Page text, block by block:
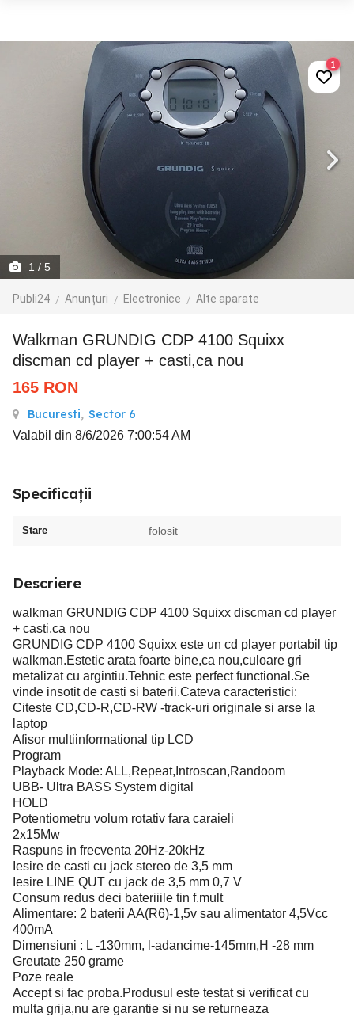
1 / 5
Publi24 Anunțuri Electronice Alte aparate
1
walkman GRUNDIG CDP 4100 Squixx
discman cd player + casti,ca nou
165 RON
Bucuresti, Sector 6
Valabil din 8/6/2026 7:00:54 AM
Specificații
Stare folosit
Descriere
walkman GRUNDIG CDP 4100 Squixx discman cd player
+ casti,ca nou
GRUNDIG CDP 4100 Squixx este un cd player portabil tip
walkman.Estetic arata foarte bine,ca nou,culoare gri
metalizat cu argintiu.Tehnic este perfect functional.Se
vinde insotit de casti si baterii.Cateva caracteristici:
Citeste CD,CD-R,CD-RW -track-uri originale si arse la
laptop
Afisor multiinformational tip LCD
Program
Playback Mode: ALL,Repeat,Introscan,Randoom
UBB- Ultra BASS System digital
HOLD
Potentiometru volum rotativ fara caraieli
2x15Mw
Raspuns in frecventa 20Hz-20kHz
Iesire de casti cu jack stereo de 3,5 mm
Iesire LINE QUT cu jack de 3,5 mm 0,7 V
Consum redus deci bateriiile tin f.mult
Alimentare: 2 baterii AA(R6)-1,5v sau alimentator 4,5Vcc
400mA
Dimensiuni : L -130mm, l-adancime-145mm,H -28 mm
Greutate 250 grame
Poze reale
Accept si fac proba.Produsul este testat si verificat cu
multa grija,nu are garantie si nu se returneaza